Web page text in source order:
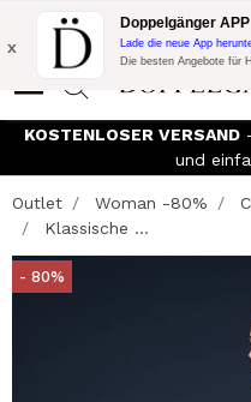
Blitzangebot:
10% Extra-
x
Doppelgänger APP
Lade die neue App
Die besten Angebote für
KOSTENLOSER VERSAND
und
Outlet Woman -80%
Klassische ...
- 80%